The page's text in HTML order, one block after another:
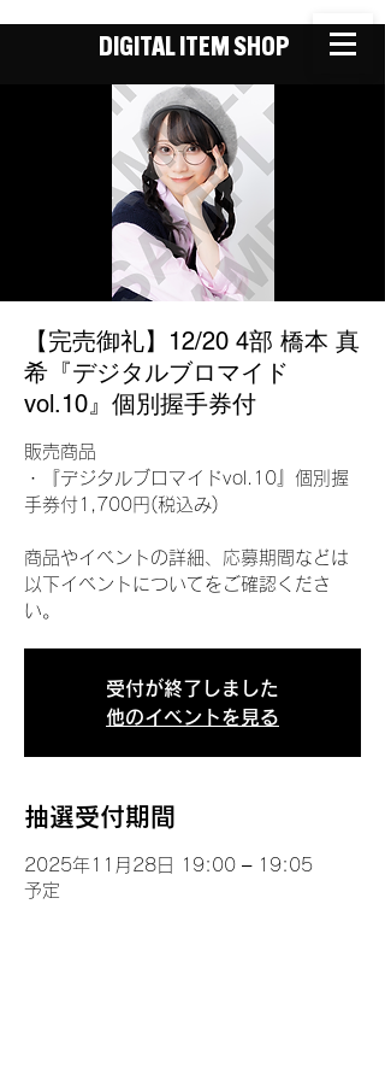
DIGITAL ITEM SHOP
【完売御礼】12/20 4部 橋本 真
希『デジタルブロマイド
vol.10』個別握手券付
販売商品
・『デジタルブロマイドvol.10』個別握
手券付1,700円(税込み)
商品やイベントの詳細、応募期間などは
以下イベントについてをご確認くださ
い。
受付が終了しました
他のイベントを見る
抽選受付期間
2025年11月28日 19:00 – 19:05
予定